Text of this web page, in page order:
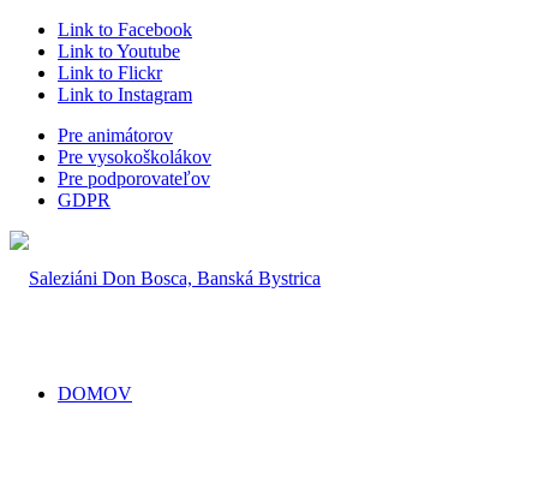
Link to Facebook
Link to Youtube
Link to Flickr
Link to Instagram
Pre animátorov
Pre vysokoškolákov
Pre podporovateľov
GDPR
DOMOV